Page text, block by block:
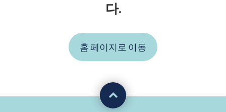
다.
홈 페이지로 이동